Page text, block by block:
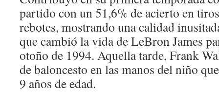
partido con un 51,6% de acierto en
rebotes, mostrando una calidad
que cambió la vida de LeBron James
otoño de 1994. Aquella tarde, Frank
de baloncesto en las manos del niño
9 años de edad.